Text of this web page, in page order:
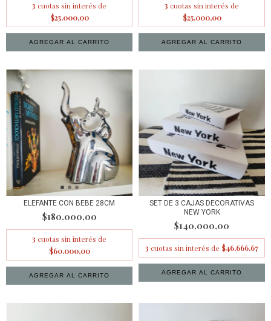
3 cuotas sin interés de
$25.000,00
3 cuotas sin interés de
$25.000,00
ELEFANTE CON BEBE 28CM
$180.000,00
3 cuotas sin interés de
$60.000,00
SET DE 3 CAJAS DECORATIVAS
NEW YORK
$140.000,00
3 cuotas sin interés de $46.666,67